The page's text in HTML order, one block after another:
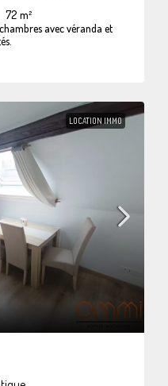
72 m²
avec véranda et
LOCATION IMMO